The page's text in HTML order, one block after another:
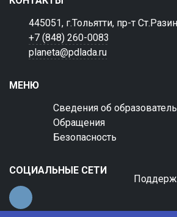
445051, г.Тольятти, пр-т
+7 (848) 260-0083
planeta@pdlada.ru
МЕНЮ
Сведения об
Обращения
Безопасность
СОЦИАЛЬНЫЕ СЕТИ